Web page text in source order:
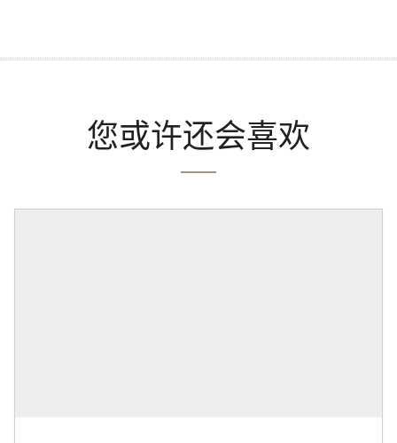
您或许还会喜欢